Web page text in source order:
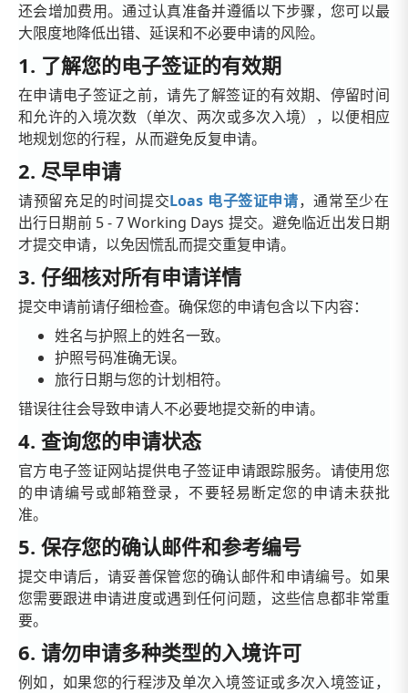
还会增加费用。通过认真准备并遵循以下步骤，您可以最
大限度地降低出错、延误和不必要申请的风险。
1. 了解您的电子签证的有效期
在申请电子签证之前，请先了解签证的有效期、停留时间
和允许的入境次数（单次、两次或多次入境），以便相应
地规划您的行程，从而避免反复申请。
2. 尽早申请
请预留充足的时间提交Loas 电子签证申请，通常至少在
出行日期前 5 - 7 Working Days 提交。避免临近出发日期
才提交申请，以免因慌乱而提交重复申请。
3. 仔细核对所有申请详情
提交申请前请仔细检查。确保您的申请包含以下内容：
姓名与护照上的姓名一致。
护照号码准确无误。
旅行日期与您的计划相符。
错误往往会导致申请人不必要地提交新的申请。
4. 查询您的申请状态
官方电子签证网站提供电子签证申请跟踪服务。请使用您
的申请编号或邮箱登录，不要轻易断定您的申请未获批
准。
5. 保存您的确认邮件和参考编号
提交申请后，请妥善保管您的确认邮件和申请编号。如果
您需要跟进申请进度或遇到任何问题，这些信息都非常重
要。
6. 请勿申请多种类型的入境许可
例如，如果您的行程涉及单次入境签证或多次入境签证，